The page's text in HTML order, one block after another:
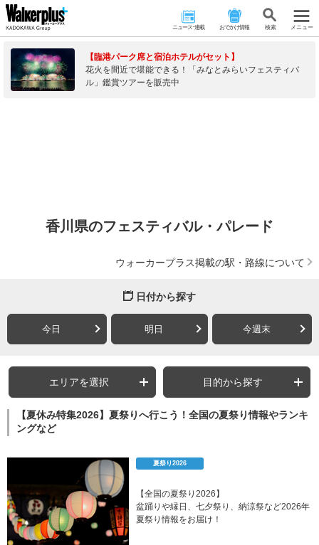
ニュース･連載 おでかけ情報 検 索 メニュー
【臨港パーク席と宿泊ホテルがセット】
花火を間近で堪能できる！「みなとみらいフェスティバ
ル」鑑賞ツアーを販売中
香川県のフェスティバル・パレード
ウォーカープラス掲載の駅・路線について
日付から探す
今日 明日 今週末
エリアを選択 目的から探す
【夏休み特集2026】夏祭りへ行こう！全国の夏祭り情報やランキ
ングなど
夏祭り2026
【全国の夏祭り2026】
盆踊りや縁日、七夕祭り、納涼祭など2026年
夏祭り情報をお届け！